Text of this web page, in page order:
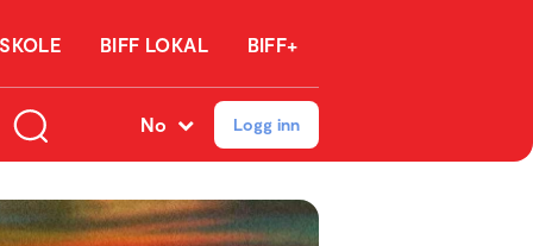
BIFF LOKAL BIFF+
No Logg inn